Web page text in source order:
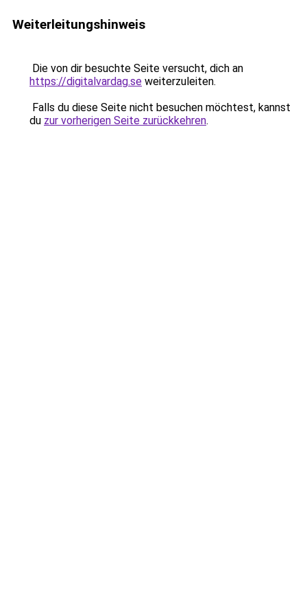
Weiterleitungshinweis
Die von dir besuchte Seite versucht, dich an
https://digitalvardag.se weiterzuleiten.
Falls du diese Seite nicht besuchen möchtest, kannst
du zur vorherigen Seite zurückkehren.